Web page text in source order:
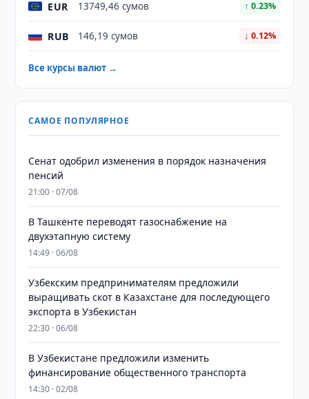
EUR 13749,46 сумов ↑ 0.23%
RUB 146,19 сумов ↓ 0.12%
Все курсы валют →
САМОЕ ПОПУЛЯРНОЕ
Сенат одобрил изменения в порядок назначения
пенсий
21:00 · 07/08
В Ташкенте переводят газоснабжение на
двухэтапную систему
14:49 · 06/08
Узбекским предпринимателям предложили
выращивать скот в Казахстане для последующего
экспорта в Узбекистан
22:30 · 06/08
В Узбекистане предложили изменить
финансирование общественного транспорта
14:30 · 02/08